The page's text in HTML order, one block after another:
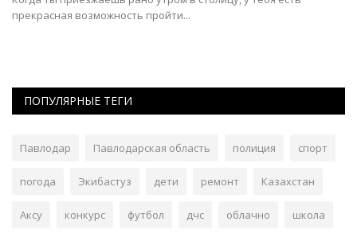
прекрасная возможность пройти...
ПОПУЛЯРНЫЕ ТЕГИ
Павлодар Павлодарская область полиция спорт
погода Экибастуз дети ремонт Казахстан
Аксу конкурс футбол дчс облачно школа